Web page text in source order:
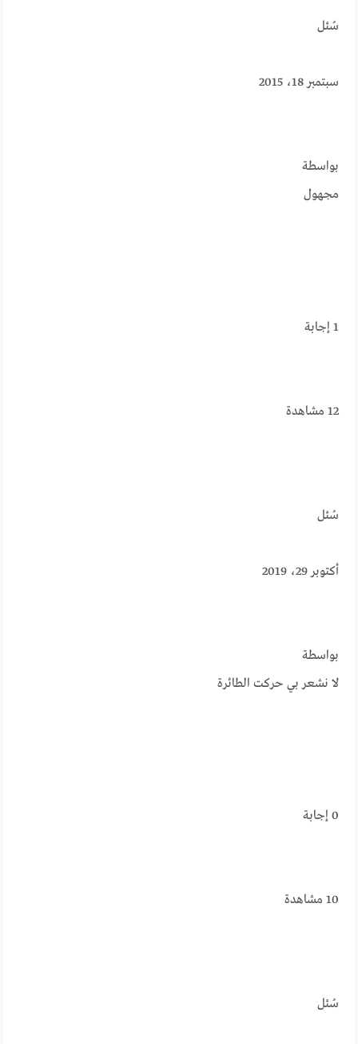
سُئل
سبتمبر 18، 2015
بواسطة
مجهول
1 إجابة
12 مشاهدة
سُئل
أكتوبر 29، 2019
بواسطة
لا نشعر بي حركت الطائرة
0 إجابة
10 مشاهدة
سُئل